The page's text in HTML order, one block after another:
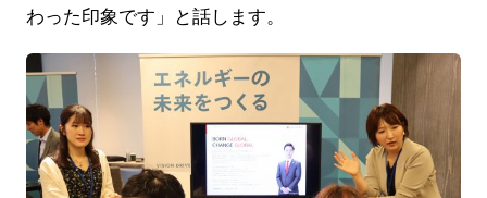
わった印象です」と話します。